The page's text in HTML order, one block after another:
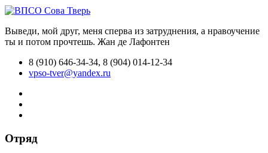
Выведи, мой друг, меня сперва из затруднения, а нравоучение
ты и потом прочтешь. Жан де Лафонтен
8 (910) 646-34-34, 8 (904) 014-12-34
vpso-tver@yandex.ru
Отряд